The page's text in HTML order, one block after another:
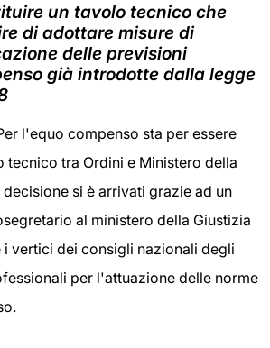
un tavolo tecnico che
di adottare misure di
delle previsioni
già introdotte dalla legge
l'equo compenso sta per essere
tecnico tra Ordini e Ministero della
decisione si è arrivati grazie ad un
al ministero della Giustizia
vertici dei consigli nazionali degli
per l'attuazione delle norme